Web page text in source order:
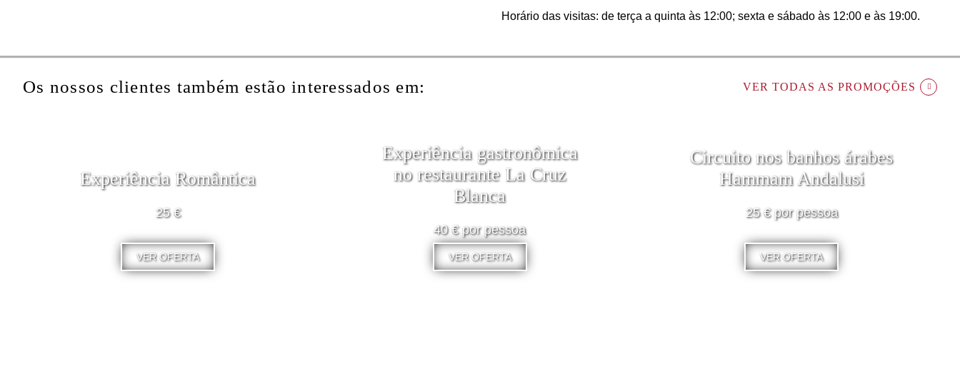
Horário das visitas: de terça a quinta às 12:00; sexta e sábado às 12:00 e às 19:00.
Os nossos clientes também estão interessados em: VER TODAS AS PROMOÇÕES
Experiência Romântica
25 €
VER OFERTA
Experiência gastronômica
no restaurante La Cruz
Blanca
40 € por pessoa
VER OFERTA
Circuito nos banhos árabes
Hammam Andalusi
25 € por pessoa
VER OFERTA